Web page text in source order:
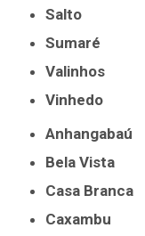
Salto
Sumaré
Valinhos
Vinhedo
Anhangabaú
Bela Vista
Casa Branca
Caxambu